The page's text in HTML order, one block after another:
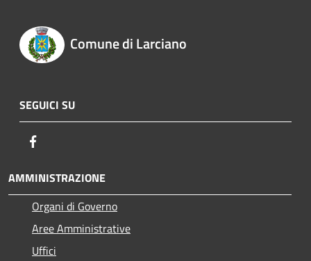
Comune di Larciano
SEGUICI SU
AMMINISTRAZIONE
Organi di Governo
Aree Amministrative
Uffici